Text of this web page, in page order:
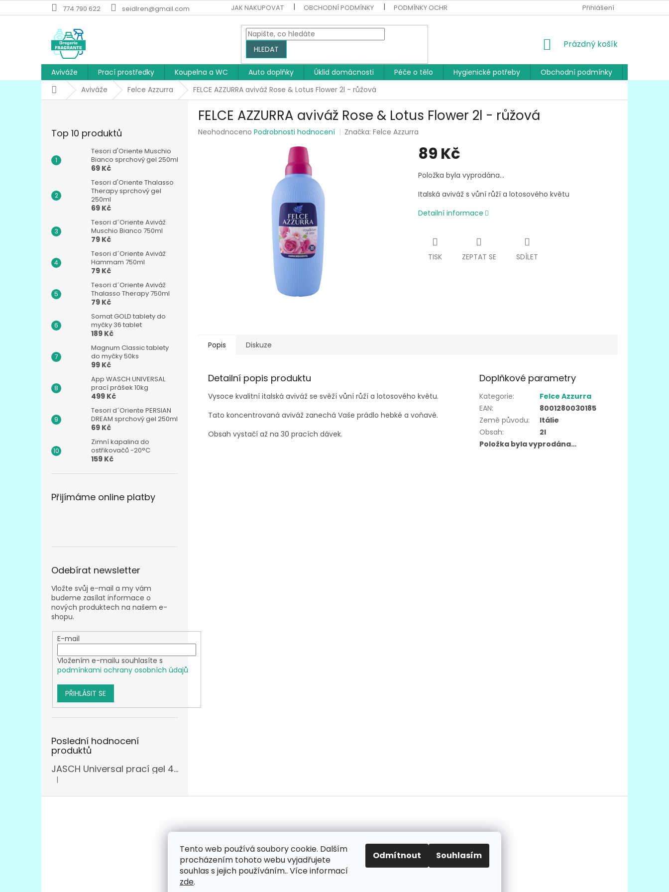
Tento web používá soubory cookie. Dalším
procházením tohoto webu vyjadřujete
souhlas s jejich používáním.. Více informací
zde.
Odmítnout Souhlasím
na
774 790 622 seidlren@gmail.com JAK NAKUPOVAT OBCHODNÍ PODMÍNKY PODMÍNKY OCHRANY OSOBNÍCH ÚDAJŮ Přihlášení
HLEDAT
NÁKUPNÍ
Prázdný košík
Aviváže Prací prostředky Koupelna a WC Auto doplňky Úklid domácnosti Péče o tělo Hygienické potřeby Obchodní podmínky
DomůAviváže Felce Azzurra FELCE AZZURRA aviváž Rose & Lotus Flower 2l - růžová
Top 10 produktů
Tesori d'Oriente Muschio
Bianco sprchový gel 250ml
69 Kč
Tesori d'Oriente Thalasso
Therapy sprchový gel
250ml
69 Kč
Tesori d´Oriente Aviváž
Muschio Bianco 750ml
79 Kč
Tesori d´Oriente Aviváž
Hammam 750ml
79 Kč
Tesori d´Oriente Aviváž
Thalasso Therapy 750ml
79 Kč
Somat GOLD tablety do
myčky 36 tablet
189 Kč
Magnum Classic tablety
do myčky 50ks
99 Kč
App WASCH UNIVERSAL
prací prášek 10kg
499 Kč
Tesori d´Oriente PERSIAN
DREAM sprchový gel 250ml
69 Kč
Zimní kapalina do
ostřikovačů -20°C
159 Kč
Přijímáme online platby
Odebírat newsletter
Vložte svůj e-mail a my vám
budeme zasílat informace o
nových produktech na našem e-
shopu.
E-mail
Vložením e-mailu souhlasíte s
podmínkami ochrany osobních údajů
PŘIHLÁSIT SE
Poslední hodnocení
produktů
JASCH Universal prací gel 4,305l
Hodnocení produktu je 3 z 5 hvězdiček.
|
FELCE AZZURRA aviváž Rose & Lotus Flower 2l - růžová
Průměrné
Neohodnoceno Podrobnosti hodnocení Značka:Felce Azzurra
89 Kč
Měrná
cena:
Položka byla vyprodána…
Italská aviváž s vůní růží a lotosového květu
Detailní informace
TISK ZEPTAT SE SDÍLET
Popis Diskuze
Detailní popis produktu
Vysoce kvalitní italská aviváž se svěží vůní růží a lotosového květu.
Tato koncentrovaná aviváž zanechá Vaše prádlo hebké a voňavé.
Obsah vystačí až na 30 pracích dávek.
Doplňkové parametry
Kategorie:
Felce Azzurra
EAN:
8001280030185
Země původu:
Itálie
Obsah:
2l
Položka byla vyprodána…
Facebook